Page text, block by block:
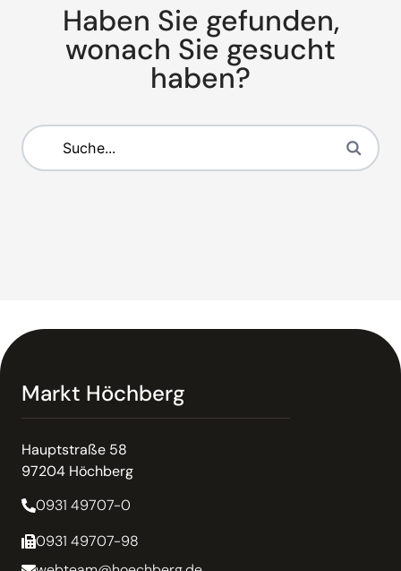
Haben Sie gefunden,
wonach Sie gesucht
haben?
Markt Höchberg
Hauptstraße 58
97204 Höchberg
0931 49707-0
0931 49707-98